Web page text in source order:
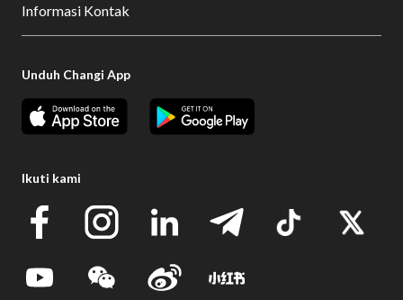
Informasi Kontak
Unduh Changi App
Ikuti kami